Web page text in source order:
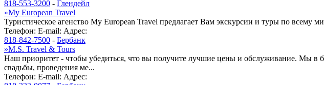
818-553-3200 - Глендейл
»My European Travel
Туристическое агенство My European Travel предлагает Вам экскурсии и туры по
Телефон: E-mail: Адрес:
818-842-7500 - Бербанк
»M.S. Travel & Tours
Наш приоритет - чтобы убедиться, что вы получите лучшие цены и обслуживание. Мы в
свадьбы, проведения ме...
Телефон: E-mail: Адрес: